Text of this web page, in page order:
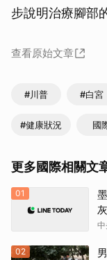
步說明治療腳部
查看原始文章
#川普 #白宮
#健康狀況 國
更多國際相關文
01
02